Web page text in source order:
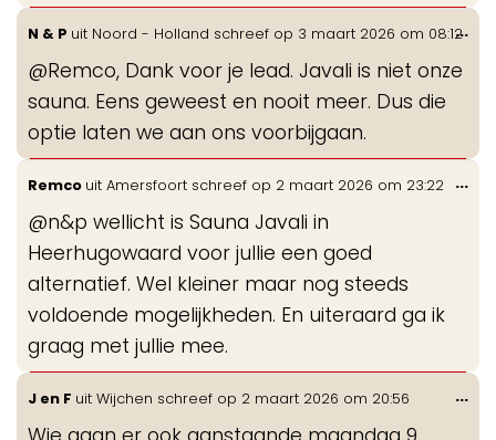
N & P uit Noord - Holland schreef op 3 maart 2026 om 08:12
@Remco, Dank voor je lead. Javali is niet onze
sauna. Eens geweest en nooit meer. Dus die
optie laten we aan ons voorbijgaan.
...
Remco uit Amersfoort schreef op 2 maart 2026 om 23:22
@n&p wellicht is Sauna Javali in
Heerhugowaard voor jullie een goed
alternatief. Wel kleiner maar nog steeds
voldoende mogelijkheden. En uiteraard ga ik
graag met jullie mee.
...
J en F uit Wijchen schreef op 2 maart 2026 om 20:56 ...